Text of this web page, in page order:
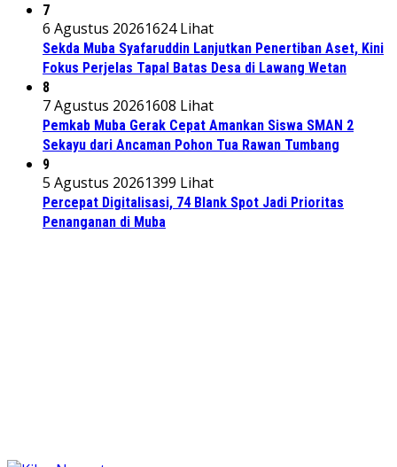
7
6 Agustus 20261624 Lihat
Sekda Muba Syafaruddin Lanjutkan Penertiban Aset, Kini
Fokus Perjelas Tapal Batas Desa di Lawang Wetan
8
7 Agustus 20261608 Lihat
Pemkab Muba Gerak Cepat Amankan Siswa SMAN 2
Sekayu dari Ancaman Pohon Tua Rawan Tumbang
9
5 Agustus 20261399 Lihat
Percepat Digitalisasi, 74 Blank Spot Jadi Prioritas
Penanganan di Muba